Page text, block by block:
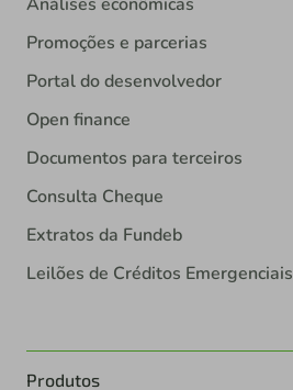
Promoções e parcerias
Portal do desenvolvedor
Open finance
Documentos para terceiros
Consulta Cheque
Extratos da Fundeb
Leilões de Créditos Emergenciais
Produtos